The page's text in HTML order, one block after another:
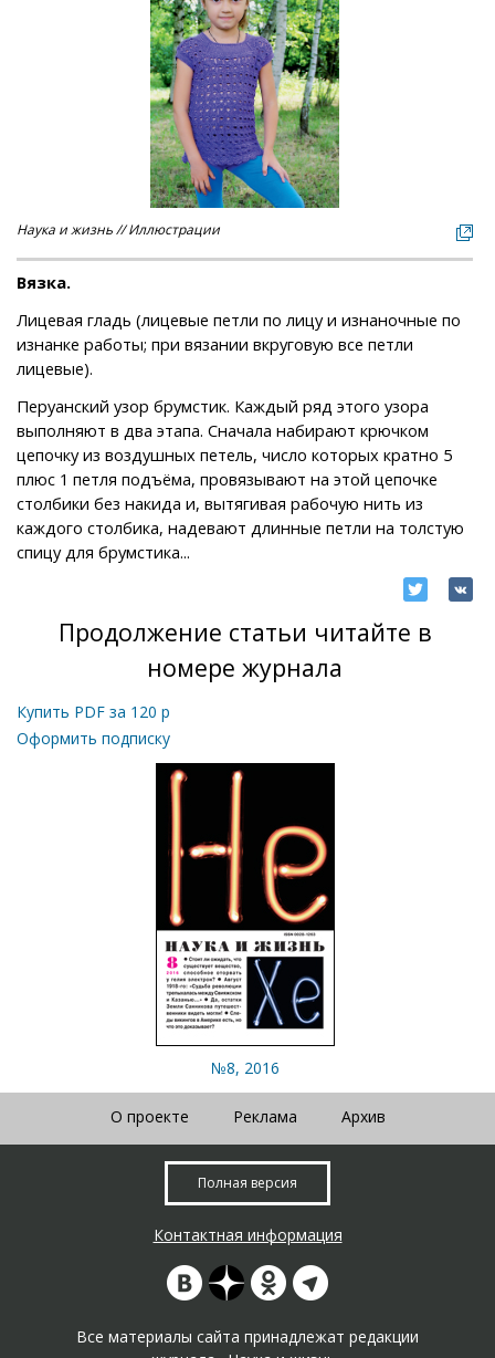
Наука и жизнь // Иллюстрации
Вязка.
Лицевая гладь (лицевые петли по лицу и изнаночные по
изнанке работы; при вязании вкруговую все петли
лицевые).
Перуанский узор брумстик. Каждый ряд этого узора
выполняют в два этапа. Сначала набирают крючком
цепочку из воздушных петель, число которых кратно 5
плюс 1 петля подъёма, провязывают на этой цепочке
столбики без накида и, вытягивая рабочую нить из
каждого столбика, надевают длинные петли на толстую
спицу для брумстика...
Продолжение статьи читайте в
номере журнала
Купить PDF за 120 р
Оформить подписку
№8, 2016
О проекте Реклама Архив
Полная версия
Контактная информация
Все материалы сайта принадлежат редакции